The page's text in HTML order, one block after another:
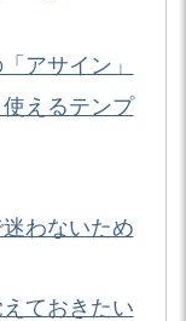
アサイン」
えるテンプ
わないため
ておきたい